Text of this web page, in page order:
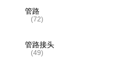
管路
(72)
管路接头
(49)